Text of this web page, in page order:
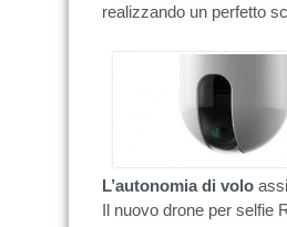
realizzando un perfetto
L’autonomia di volo
Il nuovo drone per selfie